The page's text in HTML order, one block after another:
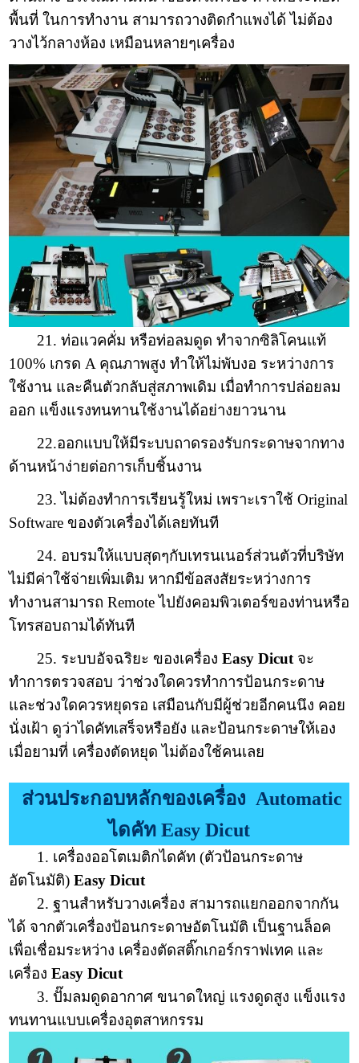
พื้นที่ ในการทำงาน สามารถวางติดกำแพงได้ ไม่ต้อง
วางไว้กลางห้อง เหมือนหลายๆเครื่อง
21. ท่อแวคคั่ม หรือท่อลมดูด ทำจากซิลิโคนแท้
100% เกรด A คุณภาพสูง ทำให้ไม่พับงอ ระหว่างการ
ใช้งาน และคืนตัวกลับสู่สภาพเดิม เมื่อทำการปล่อยลม
ออก แข็งแรงทนทานใช้งานได้อย่างยาวนาน
22.ออกแบบให้มีระบบถาดรองรับกระดาษจากทาง
ด้านหน้าง่ายต่อการเก็บชิ้นงาน
23. ไม่ต้องทำการเรียนรู้ใหม่ เพราะเราใช้ Original
Software ของตัวเครื่องได้เลยทันที
24. อบรมให้แบบสุดๆกับเทรนเนอร์ส่วนตัวที่บริษัท
ไม่มีค่าใช้จ่ายเพิ่มเติม หากมีข้อสงสัยระหว่างการ
ทำงานสามารถ Remote ไปยังคอมพิวเตอร์ของท่านหรือ
โทรสอบถามได้ทันที
25. ระบบอัจฉริยะ ของเครื่องEasy Dicutจะ
ทำการตรวจสอบ ว่าช่วงใดควรทำการป้อนกระดาษ
และช่วงใดควรหยุดรอ เสมือนกับมีผู้ช่วยอีกคนนึง คอย
นั่งเฝ้า ดูว่าไดคัทเสร็จหรือยัง และป้อนกระดาษให้เอง
เมื่อยามที่ เครื่องตัดหยุด ไม่ต้องใช้คนเลย
ส่วนประกอบหลักของเครื่อง Automatic
ไดคัท Easy Dicut
1. เครื่องออโตเมติกไดคัท (ตัวป้อนกระดาษ
อัตโนมัติ)Easy Dicut
2. ฐานสำหรับวางเครื่อง สามารถแยกออกจากกัน
ได้ จากตัวเครื่องป้อนกระดาษอัตโนมัติ เป็นฐานล็อค
เพื่อเชื่อมระหว่าง เครื่องตัดสติ๊กเกอร์กราฟเทค และ
เครื่องEasy Dicut
3. ปั๊มลมดูดอากาศ ขนาดใหญ่ แรงดูดสูง แข็งแรง
ทนทานแบบเครื่องอุตสาหกรรม